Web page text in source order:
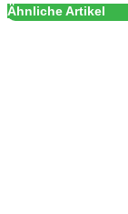
Ähnliche Artikel